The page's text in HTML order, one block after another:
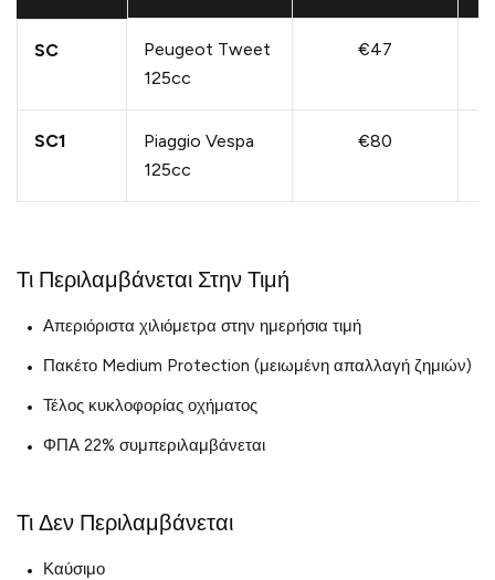
SC
Peugeot Tweet
125cc
€47
SC1
Piaggio Vespa
125cc
€80
Τι Περιλαμβάνεται Στην Τιμή
Απεριόριστα χιλιόμετρα στην ημερήσια τιμή
Πακέτο Medium Protection (μειωμένη απαλλαγή ζημιών)
Τέλος κυκλοφορίας οχήματος
ΦΠΑ 22% συμπεριλαμβάνεται
Τι Δεν Περιλαμβάνεται
Καύσιμο